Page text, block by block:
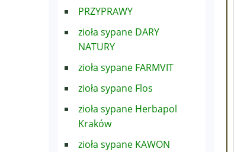
PRZYPRAWY
zioła sypane DARY
NATURY
zioła sypane FARMVIT
zioła sypane Flos
zioła sypane Herbapol
Kraków
zioła sypane KAWON